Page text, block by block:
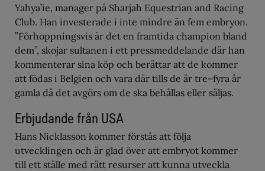
Yahya’ie, manager på Sharjah Equestrian and Racing
Club. Han investerade i inte mindre än fem embryon.
”Förhoppningsvis är det en framtida champion bland
dem”, skojar sultanen i ett pressmeddelande där han
kommenterar sina köp och berättar att de kommer
att födas i Belgien och vara där tills de är tre–fyra år
gamla då det avgörs om de ska behållas eller säljas.
Erbjudande från USA
Hans Nicklasson kommer förstås att följa
utvecklingen och är glad över att embryot kommer
till ett ställe med rätt resurser att kunna utveckla